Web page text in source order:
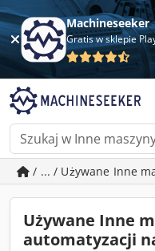
Machineseeker
Gratis w sklepie
/ ... / Używane Inne
Używane Inne
automatyzacji